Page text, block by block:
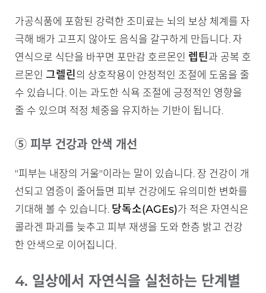
가공식품에 포함된 강력한 조미료는 뇌의 보상 체계를 자
극해 배가 고프지 않아도 음식을 갈구하게 만듭니다. 자
연식으로 식단을 바꾸면 포만감 호르몬인 렙틴과 공복 호
르몬인 그렐린의 상호작용이 안정적인 조절에 도움을 줄
수 있습니다. 이는 과도한 식욕 조절에 긍정적인 영향을
줄 수 있으며 적정 체중을 유지하는 기반이 됩니다.
⑤ 피부 건강과 안색 개선
"피부는 내장의 거울"이라는 말이 있습니다. 장 건강이 개
선되고 염증이 줄어들면 피부 건강에도 유의미한 변화를
기대해 볼 수 있습니다. 당독소(AGEs)가 적은 자연식은
콜라겐 파괴를 늦추고 피부 재생을 도와 한층 밝고 건강
한 안색으로 이어집니다.
4. 일상에서 자연식을 실천하는 단계별